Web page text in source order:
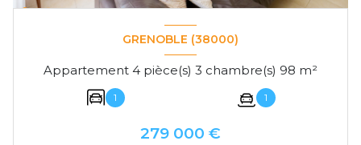
GRENOBLE (38000)
Appartement 4 pièce(s) 3 chambre(s) 98 m²
1 1
279 000 €